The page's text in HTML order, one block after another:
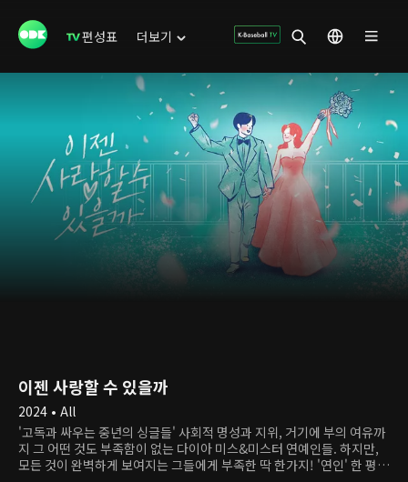
편성표 더보기
이젠 사랑할 수 있을까
2024 • All
'고독과 싸우는 중년의 싱글들' 사회적 명성과 지위, 거기에 부의 여유까
지 그 어떤 것도 부족함이 없는 다이아 미스&미스터 연예인들. 하지만,
모든 것이 완벽하게 보여지는 그들에게 부족한 딱 한가지! '연인' 한 평생